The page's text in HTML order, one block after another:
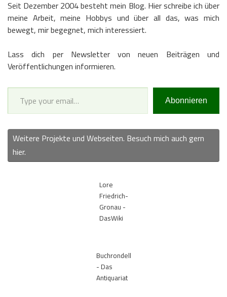
Seit Dezember 2004 besteht mein Blog. Hier schreibe ich über
meine Arbeit, meine Hobbys und über all das, was mich
bewegt, mir begegnet, mich interessiert.
Lass dich per Newsletter von neuen Beiträgen und
Veröffentlichungen informieren.
Type your email…
Abonnieren
Weitere Projekte und Webseiten. Besuch mich auch gern
hier.
Lore
Friedrich-
Gronau -
DasWiki
Buchrondell
- Das
Antiquariat